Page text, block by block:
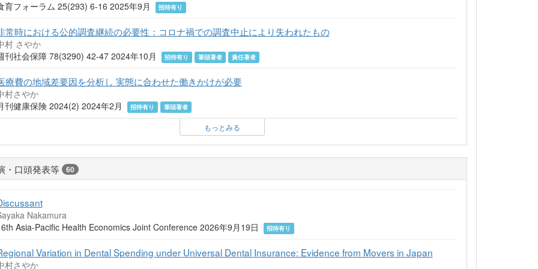
育フォーラム 25(293) 6-16 2025年9月
招待有り
常時における公的調査継続の必要性：コロナ禍での調査中止により失われたもの
村 さやか
刊社会保障 78(3290) 42-47 2024年10月
招待有り 筆頭著者 責任著者
療費の地域差要因を分析し 実態に合わせた働きかけが必要
村さやか
刊健康保険 2024(2) 2024年2月
招待有り 筆頭著者
もっとみる
・口頭発表等 60
Nakamura
Asia-Pacific Health Economics Joint Conference 2026年9月19日
招待有り
Variation in Dental Spending under Universal Dental Insurance: Evidence from Movers in Japan
村さやか